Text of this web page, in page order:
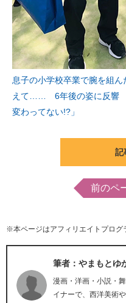
息子の小学校卒業で腕を組
えて…… 6年後の姿に反響
変わってない!?」
記
前のペ
※本ページはアフィリエイトプログ
筆者：やまもとゆ
漫画・洋画・小説・
イナーで、西洋美術